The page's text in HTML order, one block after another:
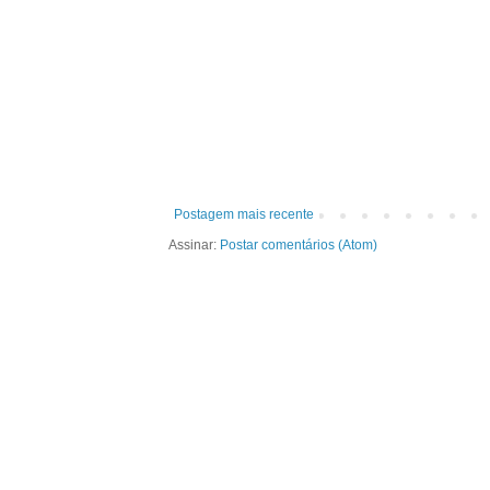
Postagem mais recente
Assinar: Postar comentários (Atom)